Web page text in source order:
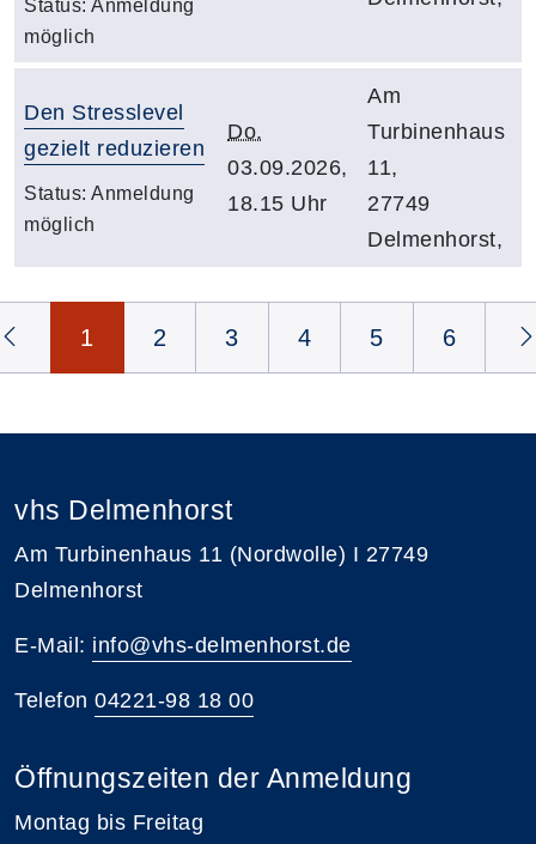
Status: Anmeldung
möglich
Den Stresslevel
gezielt reduzieren
Status: Anmeldung
möglich
Do.
03.09.2026,
18.15 Uhr
Am
Turbinenhaus
11,
27749
Delmenhorst,
1 2 3 4 5 6
vhs Delmenhorst
Am Turbinenhaus 11 (Nordwolle) I 27749
Delmenhorst
E-Mail: info@vhs-delmenhorst.de
Telefon 04221-98 18 00
Öffnungszeiten der Anmeldung
Montag bis Freitag